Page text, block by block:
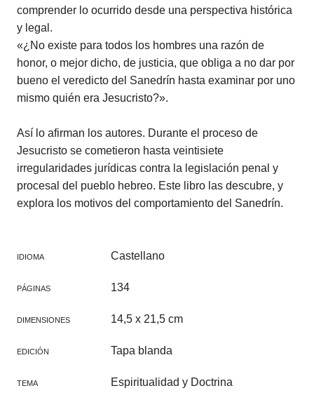
comprender lo ocurrido desde una perspectiva histórica
y legal.
«¿No existe para todos los hombres una razón de
honor, o mejor dicho, de justicia, que obliga a no dar por
bueno el veredicto del Sanedrín hasta examinar por uno
mismo quién era Jesucristo?».
Así lo afirman los autores. Durante el proceso de
Jesucristo se cometieron hasta veintisiete
irregularidades jurídicas contra la legislación penal y
procesal del pueblo hebreo. Este libro las descubre, y
explora los motivos del comportamiento del Sanedrín.
IDIOMA Castellano
PÁGINAS 134
DIMENSIONES 14,5 x 21,5 cm
EDICIÓN Tapa blanda
TEMA Espiritualidad y Doctrina